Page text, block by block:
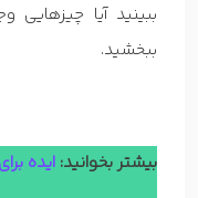
ببینید آیا چیزهایی
ببخشید.
بیشتر بخوانید: ایده